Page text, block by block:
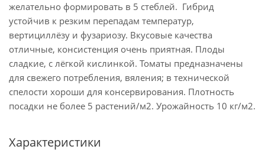
желательно формировать в 5 стеблей. Гибрид
устойчив к резким перепадам температур,
вертициллёзу и фузариозу. Вкусовые качества
отличные, консистенция очень приятная. Плоды
сладкие, с лёгкой кислинкой. Томаты предназначены
для свежего потребления, вяления; в технической
спелости хороши для консервирования. Плотность
посадки не более 5 растений/м2. Урожайность 10 кг/м2.
Характеристики